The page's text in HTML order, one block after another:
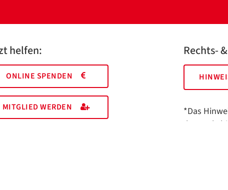
helfen:
ONLINE SPENDEN
MITGLIED WERDEN
Rechts-
*Das
Ihnen als